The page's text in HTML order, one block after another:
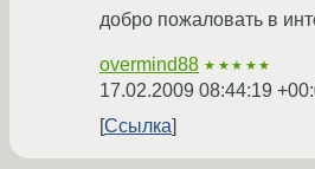
добро пожаловать в
overmind88 ★★★★★
17.02.2009 08:44:19
Ссылка